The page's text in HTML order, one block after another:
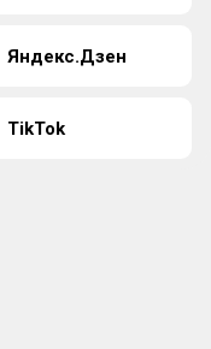
Яндекс.Дзен
TikTok